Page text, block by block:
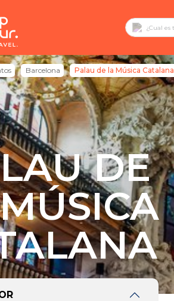
Barcelona Palau de la Música Catalana
DE